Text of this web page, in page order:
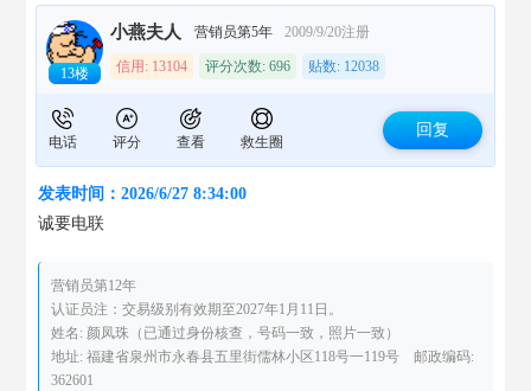
13楼
小燕夫人 营销员第5年 2009/9/20注册
信用: 13104 评分次数: 696 贴数: 12038
电话 评分 查看 救生圈
回复
发表时间：2026/6/27 8:34:00
诚要电联
营销员第12年
认证员注：交易级别有效期至2027年1月11日。
姓名: 颜凤珠（已通过身份核查，号码一致，照片一致）
地址: 福建省泉州市永春县五里街儒林小区118号一119号 邮政编码:
362601